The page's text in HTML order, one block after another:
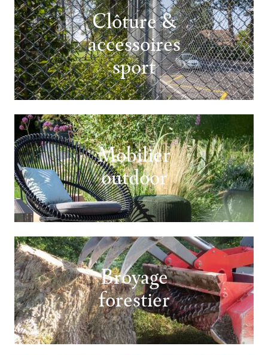
Clôture &
accessoires
sport
Mobilier
outdoor
Broyage
forestier